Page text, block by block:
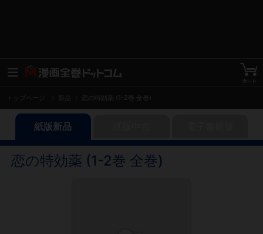
トップページ 恋の特効薬 (1-2巻 全巻)
紙版新品
恋の特効薬 (1-2巻 全巻)